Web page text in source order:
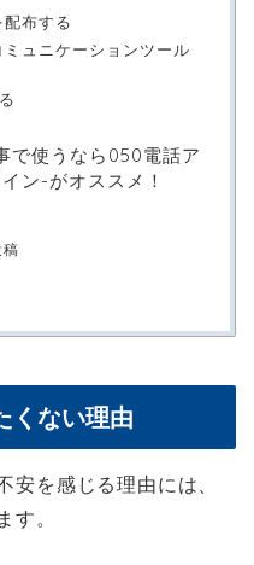
布する
ミュニケーションツール
で使うなら050電話ア
ン-がオススメ！
くない理由
安を感じる理由には、
す。